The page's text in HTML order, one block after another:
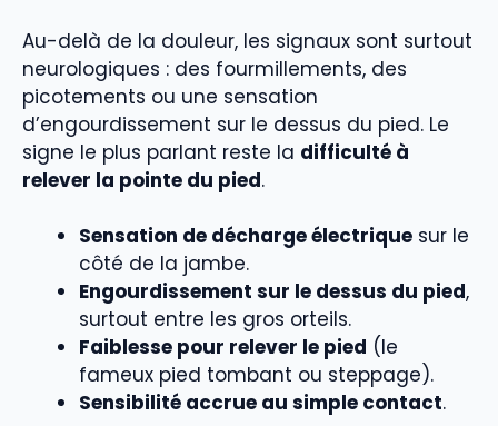
Au-delà de la douleur, les signaux sont surtout
neurologiques : des fourmillements, des
picotements ou une sensation
d’engourdissement sur le dessus du pied. Le
signe le plus parlant reste la difficulté à
relever la pointe du pied.
Sensation de décharge électrique sur le
côté de la jambe.
Engourdissement sur le dessus du pied,
surtout entre les gros orteils.
Faiblesse pour relever le pied (le
fameux pied tombant ou steppage).
Sensibilité accrue au simple contact.